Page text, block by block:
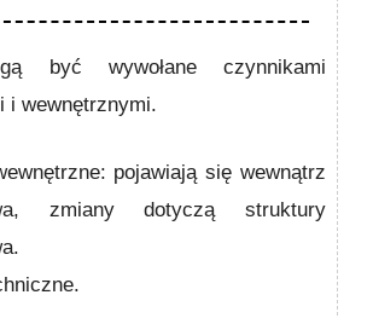
być wywołane czynnikami
i wewnętrznymi.
pojawiają się wewnątrz
zmiany dotyczą struktury